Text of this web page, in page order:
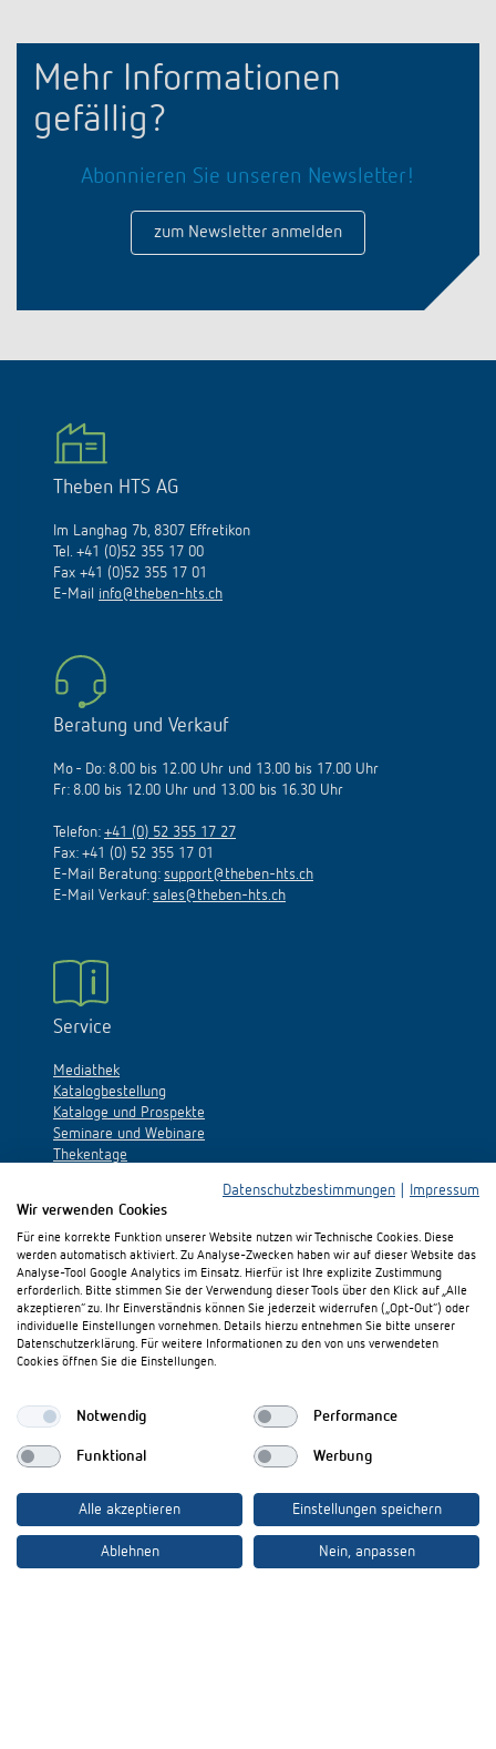
Mehr Informationen
gefällig?
Abonnieren Sie unseren Newsletter!
zum Newsletter anmelden
Theben HTS AG
Im Langhag 7b, 8307 Effretikon
Tel. +41 (0)52 355 17 00
Fax +41 (0)52 355 17 01
E-Mail info@theben-hts.ch
Beratung und Verkauf
Mo - Do: 8.00 bis 12.00 Uhr und 13.00 bis 17.00 Uhr
Fr: 8.00 bis 12.00 Uhr und 13.00 bis 16.30 Uhr
Telefon: +41 (0) 52 355 17 27
Fax: +41 (0) 52 355 17 01
E-Mail Beratung: support@theben-hts.ch
E-Mail Verkauf: sales@theben-hts.ch
Service
Mediathek
Katalogbestellung
Kataloge und Prospekte
Seminare und Webinare
Thekentage
Theben AG
Hohenbergstraße 32
72401 Haigerloch
Tél.:+49 (0)74 74/692-0
Fax: +49 (0)74 74/692-150
E-Mail:info@theben.de
Datenschutzbestimmungen
Impressum
Wir verwenden Cookies
Für eine korrekte Funktion unserer Website nutzen wir Technische Cookies. Diese
werden automatisch aktiviert. Zu Analyse-Zwecken haben wir auf dieser Website das
Analyse-Tool Google Analytics im Einsatz. Hierfür ist Ihre explizite Zustimmung
erforderlich. Bitte stimmen Sie der Verwendung dieser Tools über den Klick auf „Alle
akzeptieren“ zu. Ihr Einverständnis können Sie jederzeit widerrufen („Opt-Out“) oder
individuelle Einstellungen vornehmen. Details hierzu entnehmen Sie bitte unserer
Datenschutzerklärung. Für weitere Informationen zu den von uns verwendeten
Cookies öffnen Sie die Einstellungen.
Notwendig Performance
Funktional Werbung
Alle akzeptieren Einstellungen speichern
Ablehnen Nein, anpassen